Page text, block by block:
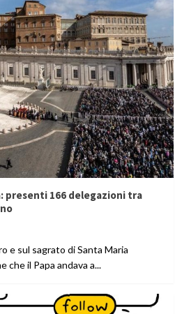
presenti 166 delegazioni tra
e sul sagrato di Santa Maria
che il Papa andava a...